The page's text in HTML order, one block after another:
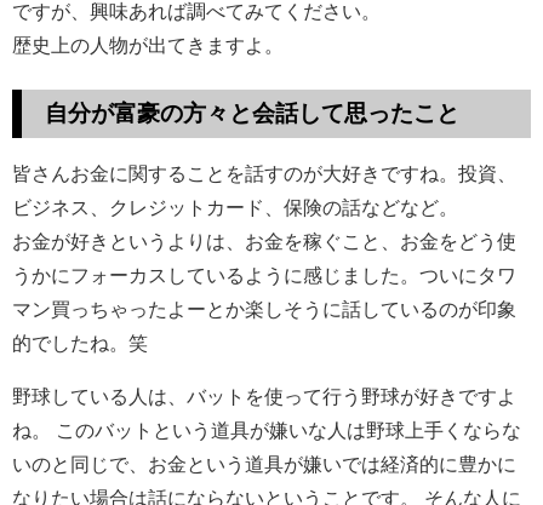
ですが、興味あれば調べてみてください。
歴史上の人物が出てきますよ。
自分が富豪の方々と会話して思ったこと
皆さんお金に関することを話すのが大好きですね。投資、
ビジネス、クレジットカード、保険の話などなど。
お金が好きというよりは、お金を稼ぐこと、お金をどう使
うかにフォーカスしているように感じました。ついにタワ
マン買っちゃったよーとか楽しそうに話しているのが印象
的でしたね。笑
野球している人は、バットを使って行う野球が好きですよ
ね。 このバットという道具が嫌いな人は野球上手くならな
いのと同じで、お金という道具が嫌いでは経済的に豊かに
なりたい場合は話にならないということです。 そんな人に